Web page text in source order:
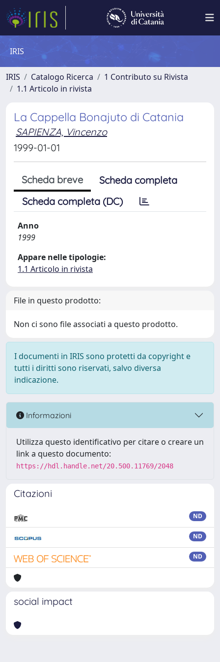
IRIS
IRIS Catalogo Ricerca
1 Contributo su Rivista
1.1 Articolo in rivista
La Cappella Bonajuto di Catania
SAPIENZA, Vincenzo
1999-01-01
Scheda breve
Scheda completa
Scheda completa (DC)
Anno
1999
Appare nelle tipologie:
1.1 Articolo in rivista
File in questo prodotto:
Non ci sono file associati a questo prodotto.
I documenti in IRIS sono protetti da copyright e
tutti i diritti sono riservati, salvo diversa
indicazione.
Informazioni
Utilizza questo identificativo per citare o creare un
link a questo documento:
https://hdl.handle.net/20.500.11769/2048
Citazioni
ND
ND
ND
social impact